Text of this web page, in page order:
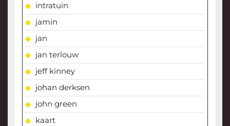
intratuin
jamin
jan
jan terlouw
jeff kinney
johan derksen
john green
kaart